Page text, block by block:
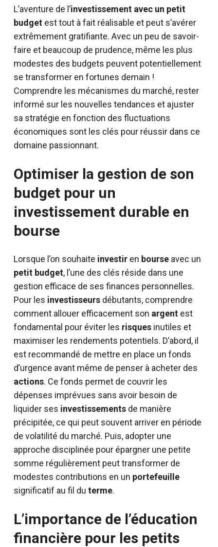
L’aventure de l’investissement avec un petit
budget est tout à fait réalisable et peut s’avérer
extrêmement gratifiante. Avec un peu de savoir-
faire et beaucoup de prudence, même les plus
modestes des budgets peuvent potentiellement
se transformer en fortunes demain !
Comprendre les mécanismes du marché, rester
informé sur les nouvelles tendances et ajuster
sa stratégie en fonction des fluctuations
économiques sont les clés pour réussir dans ce
domaine passionnant.
Optimiser la gestion de son
budget pour un
investissement durable en
bourse
Lorsque l’on souhaite investir en bourse avec un
petit budget, l’une des clés réside dans une
gestion efficace de ses finances personnelles.
Pour les investisseurs débutants, comprendre
comment allouer efficacement son argent est
fondamental pour éviter les risques inutiles et
maximiser les rendements potentiels. D’abord, il
est recommandé de mettre en place un fonds
d’urgence avant même de penser à acheter des
actions. Ce fonds permet de couvrir les
dépenses imprévues sans avoir besoin de
liquider ses investissements de manière
précipitée, ce qui peut souvent arriver en période
de volatilité du marché. Puis, adopter une
approche disciplinée pour épargner une petite
somme régulièrement peut transformer de
modestes contributions en un portefeuille
significatif au fil du terme.
L’importance de l’éducation
financière pour les petits